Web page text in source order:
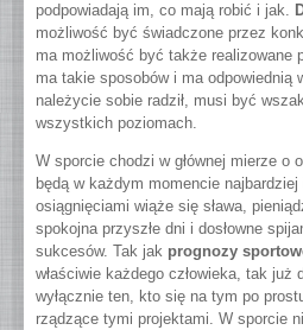
podpowiadają im, co mają robić i jak.
możliwość być świadczone przez
ma możliwość być także realizowane
ma takie sposobów i ma odpowiednią
należycie sobie radził, musi być
wszystkich poziomach.
W sporcie chodzi w głównej mierze o
będą w każdym momencie
osiągnięciami wiąże się sława,
spokojna przyszłe dni i dosłowne
sukcesów. Tak jak prognozy
właściwie każdego człowieka, tak już
wyłącznie ten, kto się na tym po
rządzące tymi projektami. W sporcie